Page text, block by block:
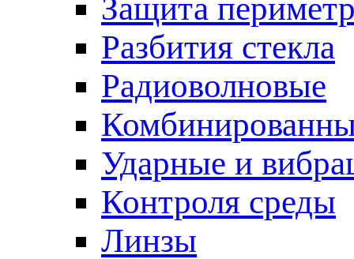
Защита
Разбития стекла
Радиоволновые
Ударные и
Контроля среды
Линзы